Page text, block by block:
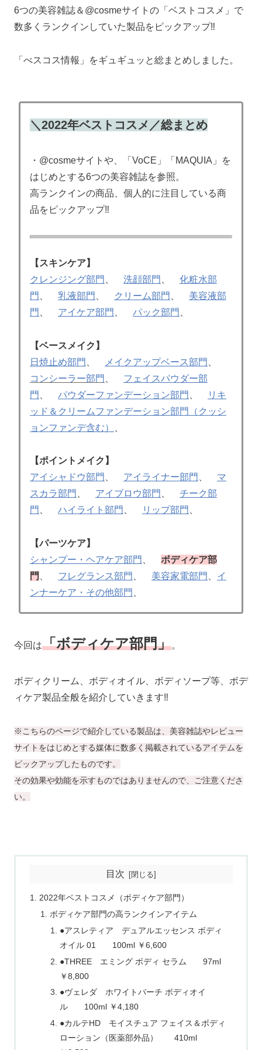
6つの美容雑誌＆@cosmeサイトの「ベストコスメ」で
数多くランクインしていた製品をピックアップ‼
「べスコス情報」をギュギュッと総まとめしました。
＼2022年ベストコスメ／総まとめ
・@cosmeサイトや、「VoCE」「MAQUIA」を
はじめとする6つの美容雑誌を参照。
高ランクインの商品、個人的に注目している商
品をピックアップ‼
【スキンケア】
クレンジング部門
洗顔部門
化粧水部
門
乳液部門 クリーム部門
美容液部
門
アイケア部門 パック部門
【ベースメイク】
日焼止め部門
メイクアップベース部門
コンシーラー部門
フェイスパウダー部
門
パウダーファンデーション部門
リキ
ッド＆クリームファンデーション部門（クッシ
ョンファンデ含む）
【ポイントメイク】
アイシャドウ部門 、 アイライナー部門 、 マ
スカラ部門 、 アイブロウ部門 、 チーク部
門 、 ハイライト部門 、 リップ部門 、
【パーツケア】
シャンプー・ヘアケア部門
ボディケア部
門
フレグランス部門 美容家電部門
イ
ンナーケア・その他部門
今回は「ボディケア部門」。
ボディクリーム、ボディオイル、ボディソープ等、ボデ
ィケア製品全般を紹介していきます‼
※こちらのページで紹介している製品は、美容雑誌やレビュー
サイトをはじめとする媒体に数多く掲載されているアイテムを
ピックアップしたものです。
その効果や効能を示すものではありませんので、ご注意くださ
い。
目次
2022年ベストコスメ（ボディケア部門）
ボディケア部門の高ランクインアイテム
●アスレティア デュアルエッセンス ボディ
オイル 01 100ml ￥6,600
●THREE エミング ボディ セラム 97ml
￥8,800
●ヴェレダ ホワイトバーチ ボディオイ
ル 100ml ￥4,180
●カルテHD モイスチュア フェイス＆ボディ
ローション（医薬部外品） 410ml